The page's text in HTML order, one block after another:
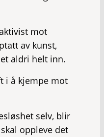
mot
av kunst,
aldri helt inn.
i å kjempe mot
selv, blir
oppleve det